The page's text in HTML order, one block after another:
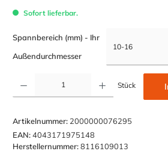
Sofort lieferbar.
Spannbereich (mm) - Ihr
Außendurchmesserauswählen
Produkt Anzahl: Gib den gewünschten Wert ein oder
Stück
Artikelnummer: 2000000076295
EAN:4043171975148
Herstellernummer:8116109013